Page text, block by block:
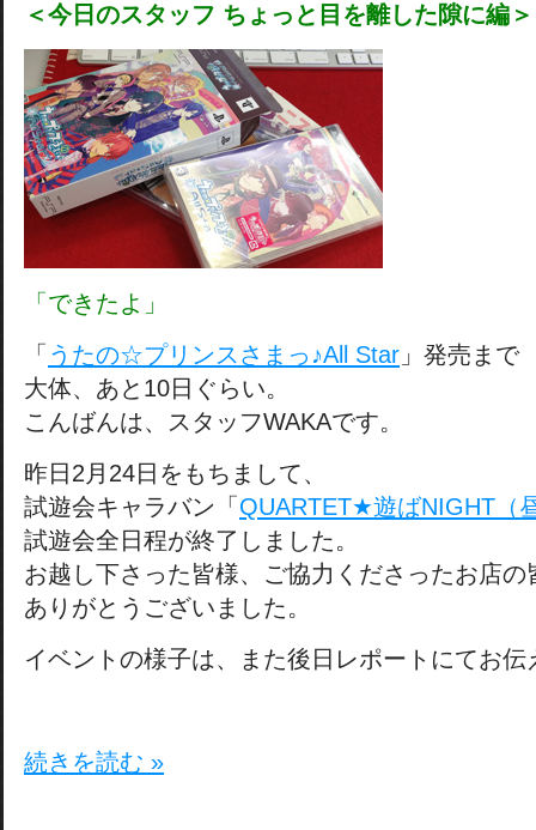
＜今日のスタッフ ちょっと目を離した隙に編＞
「できたよ」
「 うたの☆プリンスさまっ♪All Star 」発売まで
大体、あと10日ぐらい。
こんばんは、スタッフWAKAです。
昨日2月24日をもちまして、
試遊会キャラバン「 QUARTET★遊ばNIGHT（
試遊会全日程が終了しました。
お越し下さった皆様、ご協力くださったお店の
ありがとうございました。
イベントの様子は、また後日レポートにてお伝
続きを読む »